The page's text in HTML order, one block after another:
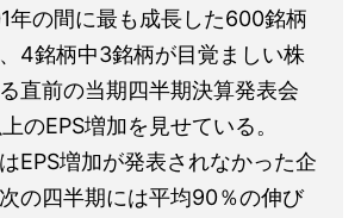
年の間に最も成長した600銘柄
4銘柄中3銘柄が目覚ましい株
直前の当期四半期決算発表会
のEPS増加を見せている。
EPS増加が発表されなかった企
の四半期には平均90％の伸び